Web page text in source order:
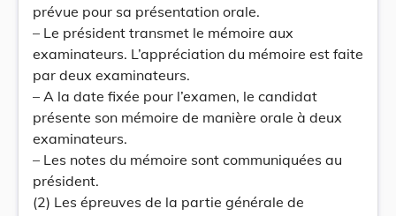
prévue pour sa présentation orale.
– Le président transmet le mémoire aux
examinateurs. L’appréciation du mémoire est faite
par deux examinateurs.
– A la date fixée pour l’examen, le candidat
présente son mémoire de manière orale à deux
examinateurs.
– Les notes du mémoire sont communiquées au
président.
(2) Les épreuves de la partie générale de